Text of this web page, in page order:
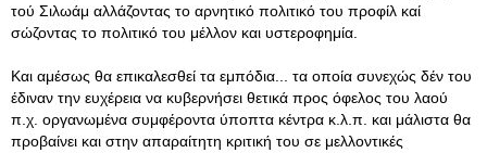
τού Σιλωάμ αλλάζοντας το αρνητικό πολιτικό του προφίλ καί
σώζοντας το πολιτικό του μέλλον και υστεροφημία.
Και αμέσως θα επικαλεσθεί τα εμπόδια... τα οποία συνεχώς δέν του
έδιναν την ευχέρεια να κυβερνήσει θετικά προς όφελος του λαού
π.χ. οργανωμένα συμφέροντα ύποπτα κέντρα κ.λ.π. και μάλιστα θα
προβαίνει και στην απαραίτητη κριτική του σε μελλοντικές